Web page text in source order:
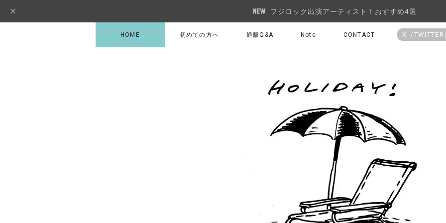
フジロック出演アーティスト！おすすめ4選
HOME 初めての方へ 通販Q&A Note CONTACT X（TWITTER